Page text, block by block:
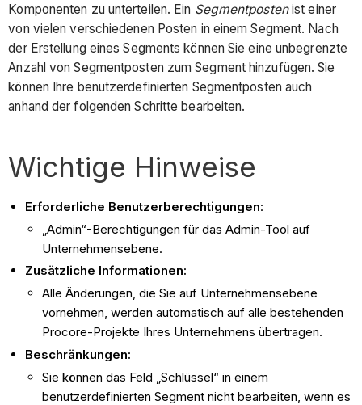
Komponenten zu unterteilen. Ein Segmentpostenist einer
von vielen verschiedenen Posten in einem Segment. Nach
der Erstellung eines Segments können Sie eine unbegrenzte
Anzahl von Segmentposten zum Segment hinzufügen. Sie
können Ihre benutzerdefinierten Segmentposten auch
anhand der folgenden Schritte bearbeiten.
Wichtige Hinweise
Erforderliche Benutzerberechtigungen:
„Admin“-Berechtigungen für das Admin-Tool auf
Unternehmensebene.
Zusätzliche Informationen:
Alle Änderungen, die Sie auf Unternehmensebene
vornehmen, werden automatisch auf alle bestehenden
Procore-Projekte Ihres Unternehmens übertragen.
Beschränkungen:
Sie können das Feld „Schlüssel“ in einem
benutzerdefinierten Segment nicht bearbeiten, wenn es